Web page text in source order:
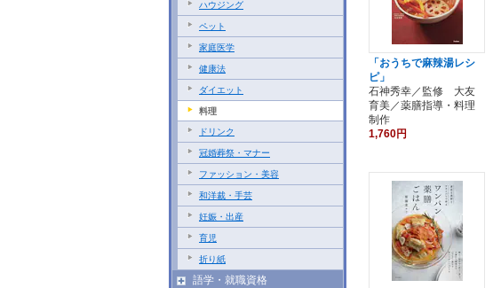
ハウジング
ペット
家庭医学
健康法
ダイエット
料理
ドリンク
冠婚葬祭・マナー
ファッション・美容
和洋裁・手芸
妊娠・出産
育児
折り紙
語学・就職資格
「おうちで麻辣湯レシ
ピ」
石神秀幸／監修 大友
育美／薬膳指導・料理
制作
1,760円